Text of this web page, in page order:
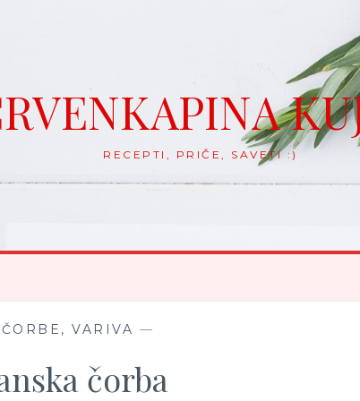
RECEPTI, PRIČE, SAVETI :)
VARIVA —
čorba